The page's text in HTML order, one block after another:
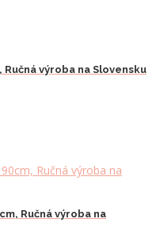
Ručná výroba na Slovensku
Ručná výroba na